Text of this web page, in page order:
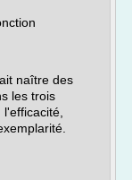
naître des
les trois